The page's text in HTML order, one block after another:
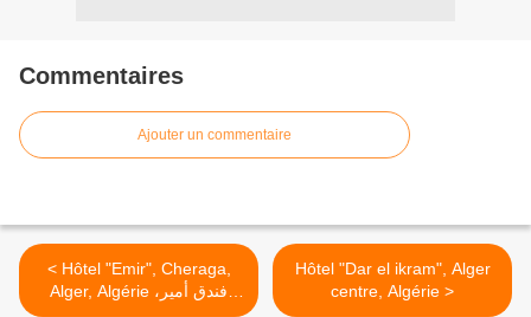
Commentaires
Ajouter un commentaire
< Hôtel "Emir", Cheraga,
Alger, Algérie فندق أمير،
Hôtel "Dar el ikram", Alger
centre, Algérie >